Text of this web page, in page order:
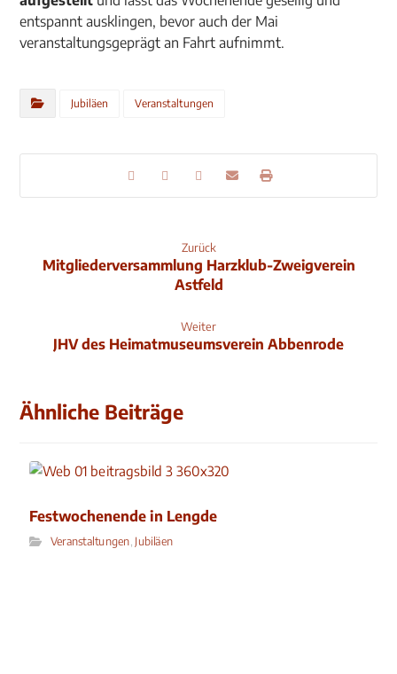
entspannt ausklingen, bevor auch der Mai
veranstaltungsgeprägt an Fahrt aufnimmt.
Jubiläen Veranstaltungen
Zurück
Mitgliederversammlung Harzklub-Zweigverein
Astfeld
Weiter
JHV des Heimatmuseumsverein Abbenrode
Ähnliche Beiträge
Festwochenende in Lengde
Veranstaltungen, Jubiläen